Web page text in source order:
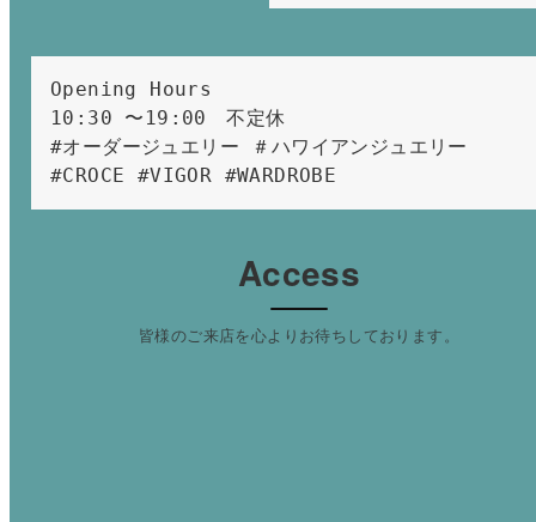
Opening Hours
10:30 〜19:00　不定休
#オーダージュエリー ＃ハワイアンジュエリー
#CROCE #VIGOR #WARDROBE
Access
皆様のご来店を心よりお待ちしております。